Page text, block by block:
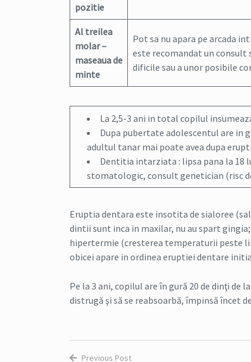
pozitie
Al treilea
molar –
maseaua de
minte
Pot sa nu apara pe arcada
este recomandat un
dificile sau a unor posibile
La 2,5-3 ani in total copilul
Dupa pubertate adolescentul are in
adultul tanar mai poate avea dupa
Dentitia intarziata : lipsa pana la 18
stomatologic, consult genetician (risc
Eruptia dentara este insotita de sialoree
dintii sunt inca in maxilar, nu au spart
hipertermie (cresterea temperaturii peste
obicei apare in ordinea eruptiei dentare
Pe la 3 ani, copilul are în gură 20 de dinţi de
distrugă şi să se reabsoarbă, împinsă încet
Previous Post